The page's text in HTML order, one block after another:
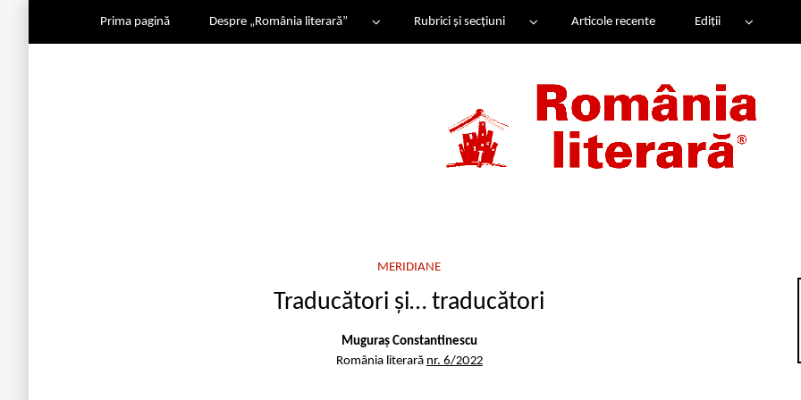
Prima pagină Despre „România literară” Rubrici și secțiuni Articole recente Ediții
MERIDIANE
Traducători și… traducători
Muguraș Constantinescu
România literară nr. 6/2022